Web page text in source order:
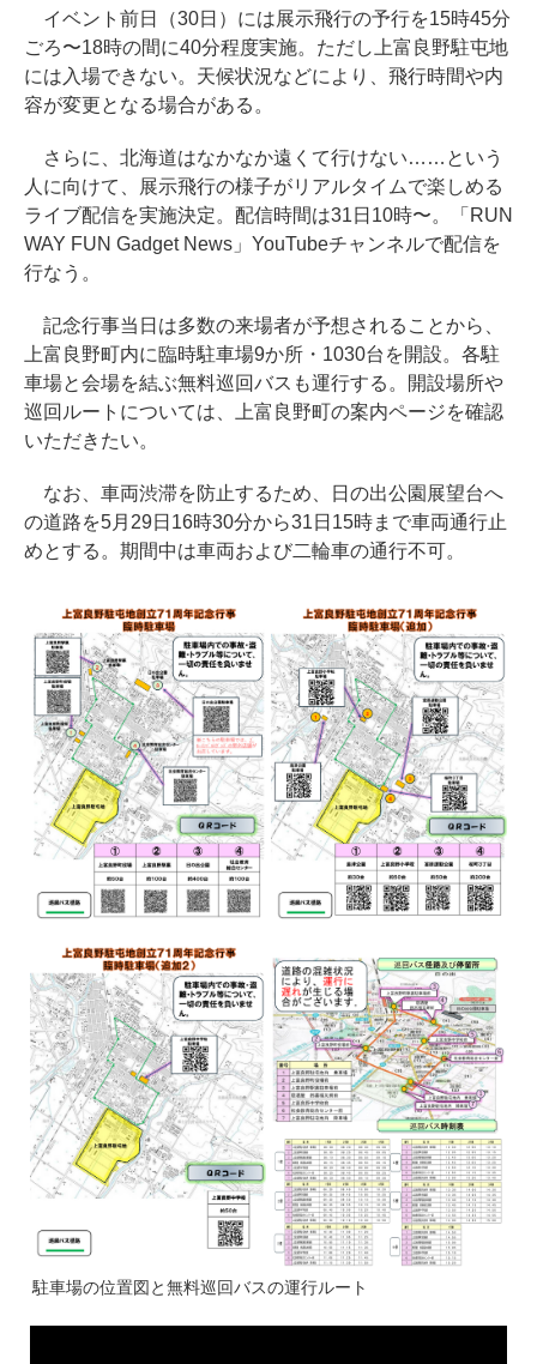
イベント前日（30日）には展示飛行の予行を15時45分
ごろ〜18時の間に40分程度実施。ただし上富良野駐屯地
には入場できない。天候状況などにより、飛行時間や内
容が変更となる場合がある。
さらに、北海道はなかなか遠くて行けない……という
人に向けて、展示飛行の様子がリアルタイムで楽しめる
ライブ配信を実施決定。配信時間は31日10時〜。「RUN
WAY FUN Gadget News」YouTubeチャンネルで配信を
行なう。
記念行事当日は多数の来場者が予想されることから、
上富良野町内に臨時駐車場9か所・1030台を開設。各駐
車場と会場を結ぶ無料巡回バスも運行する。開設場所や
巡回ルートについては、上富良野町の案内ページを確認
いただきたい。
なお、車両渋滞を防止するため、日の出公園展望台へ
の道路を5月29日16時30分から31日15時まで車両通行止
めとする。期間中は車両および二輪車の通行不可。
駐車場の位置図と無料巡回バスの運行ルート